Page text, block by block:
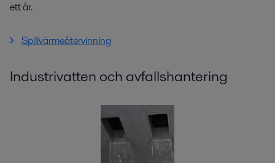
ett år.
Spillvärmeåtervinning
Industrivatten och avfallshantering